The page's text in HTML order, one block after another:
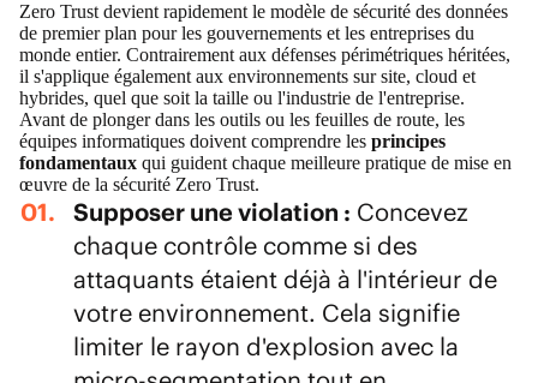
Zero Trust devient rapidement le modèle de sécurité des données
de premier plan pour les gouvernements et les entreprises du
monde entier. Contrairement aux défenses périmétriques héritées,
il s'applique également aux environnements sur site, cloud et
hybrides, quel que soit la taille ou l'industrie de l'entreprise.
Avant de plonger dans les outils ou les feuilles de route, les
équipes informatiques doivent comprendre les principes
fondamentaux qui guident chaque meilleure pratique de mise en
œuvre de la sécurité Zero Trust.
Supposer une violation : Concevez
chaque contrôle comme si des
attaquants étaient déjà à l'intérieur de
votre environnement. Cela signifie
limiter le rayon d'explosion avec la